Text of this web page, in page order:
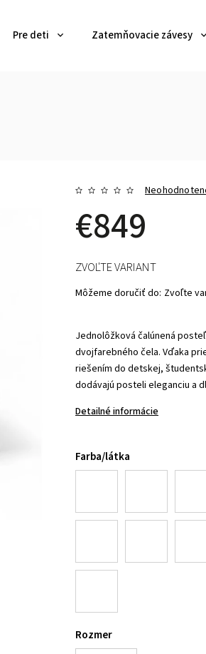
Pre deti Zatemňovacie závesy
€849
Jednolôžková čalúnená
dvojfarebného čela. Vďaka
riešením do detskej,
dodávajú posteli eleganciu a
Detailné informácie
Farba/látka
Rozmer
ZVOĽTE VARIANT
Môžeme doručiť do: Zvoľte